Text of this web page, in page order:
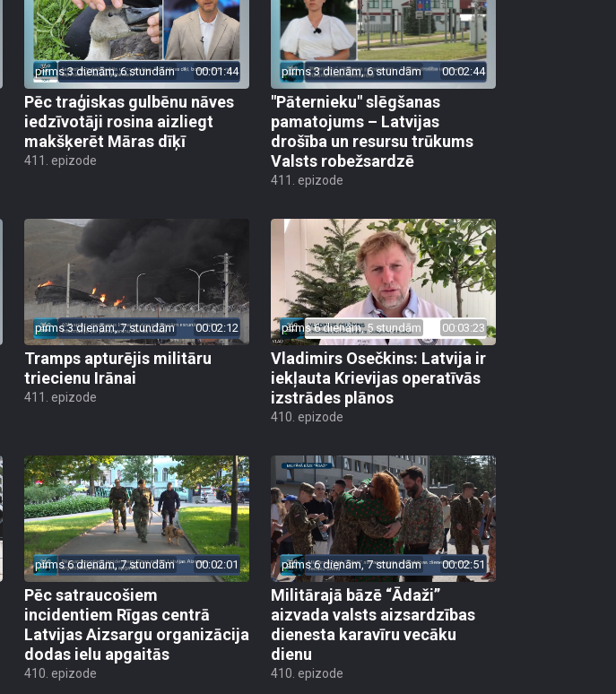
pirms 3 dienām, 6 stundām 00:01:44
Pēc traģiskas gulbēnu nāves
iedzīvotāji rosina aizliegt
makšķerēt Māras dīķī
411. epizode
pirms 3 dienām, 6 stundām 00:02:44
"Pāternieku" slēgšanas
pamatojums – Latvijas
drošība un resursu trūkums
Valsts robežsardzē
411. epizode
pirms 3 dienām, 7 stundām 00:02:12
Tramps apturējis militāru
triecienu Irānai
411. epizode
pirms 6 dienām, 5 stundām 00:03:23
Vladimirs Osečkins: Latvija ir
iekļauta Krievijas operatīvās
izstrādes plānos
410. epizode
pirms 6 dienām, 7 stundām 00:02:01
Pēc satraucošiem
incidentiem Rīgas centrā
Latvijas Aizsargu organizācija
dodas ielu apgaitās
410. epizode
pirms 6 dienām, 7 stundām 00:02:51
Militārajā bāzē “Ādaži”
aizvada valsts aizsardzības
dienesta karavīru vecāku
dienu
410. epizode